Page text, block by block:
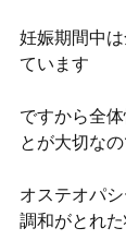
妊娠期間中
ています
ですから全
とが大切な
オステオパ
調和がとれ